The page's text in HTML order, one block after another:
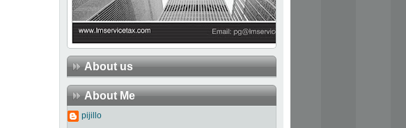
About us
About Me
pijillo